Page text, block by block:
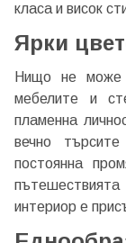
Добре
класа и висок
Ярки
Нищо не може
мебелите и
пламенна
вечно
постоянна
интериор е